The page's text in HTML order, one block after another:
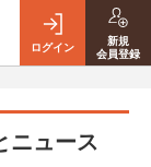
ログイン
新規
会員登録
ニュース